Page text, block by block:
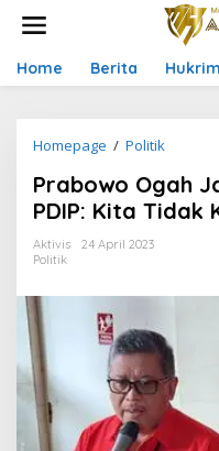
t
Home Berita Hukrim
Homepage / Politik
a
b
o
h
a
d
Prabowo Ogah
PDIP: Kita Tidak
Aktivis
24 April 2023
Politik